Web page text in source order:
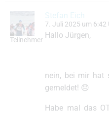
Teilnehmer
Stefan Eich
7. Juli 2025 um 6:42
Hallo Jürgen,
nein, bei mir hat
gemeldet! 😞
Habe mal das